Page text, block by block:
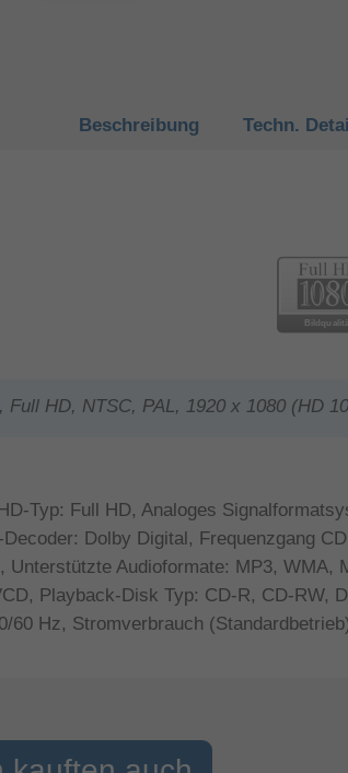
Beschreibung Techn.
Full HD, NTSC, PAL, 1920 x 1080 (HD
Typ: Full HD, Analoges
Decoder: Dolby Digital, Frequenzgang
Unterstützte Audioformate: MP3,
Playback-Disk Typ: CD-R, CD-RW,
60 Hz, Stromverbrauch